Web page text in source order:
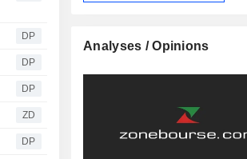
DP
DP
DP
ZD
DP
Analyses / Opinions